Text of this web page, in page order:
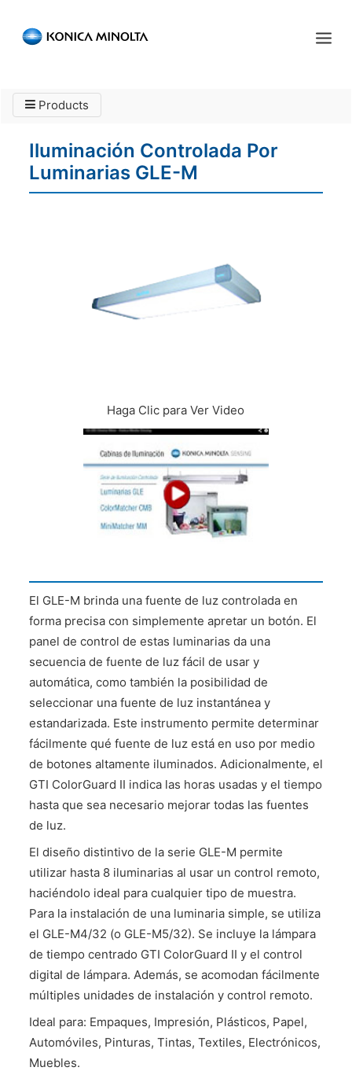
INICIO
PRODUCTOS
Products
Iluminación Controlada Por
Luminarias GLE-M
Haga Clic para Ver Video
El GLE-M brinda una fuente de luz controlada en
forma precisa con simplemente apretar un botón. El
panel de control de estas luminarias da una
secuencia de fuente de luz fácil de usar y
automática, como también la posibilidad de
seleccionar una fuente de luz instantánea y
estandarizada. Este instrumento permite determinar
fácilmente qué fuente de luz está en uso por medio
de botones altamente iluminados. Adicionalmente, el
GTI ColorGuard II indica las horas usadas y el tiempo
hasta que sea necesario mejorar todas las fuentes
de luz.
El diseño distintivo de la serie GLE-M permite
utilizar hasta 8 iluminarias al usar un control remoto,
haciéndolo ideal para cualquier tipo de muestra.
Para la instalación de una luminaria simple, se utiliza
el GLE-M4/32 (o GLE-M5/32). Se incluye la lámpara
de tiempo centrado GTI ColorGuard II y el control
digital de lámpara. Además, se acomodan fácilmente
múltiples unidades de instalación y control remoto.
Ideal para: Empaques, Impresión, Plásticos, Papel,
Automóviles, Pinturas, Tintas, Textiles, Electrónicos,
Muebles.